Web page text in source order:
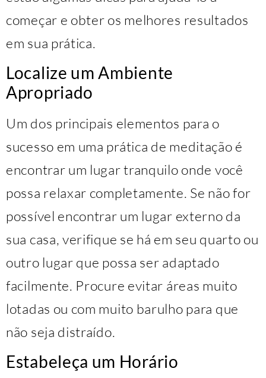
começar e obter os melhores resultados
em sua prática.
Localize um Ambiente
Apropriado
Um dos principais elementos para o
sucesso em uma prática de meditação é
encontrar um lugar tranquilo onde você
possa relaxar completamente. Se não for
possível encontrar um lugar externo da
sua casa, verifique se há em seu quarto ou
outro lugar que possa ser adaptado
facilmente. Procure evitar áreas muito
lotadas ou com muito barulho para que
não seja distraído.
Estabeleça um Horário